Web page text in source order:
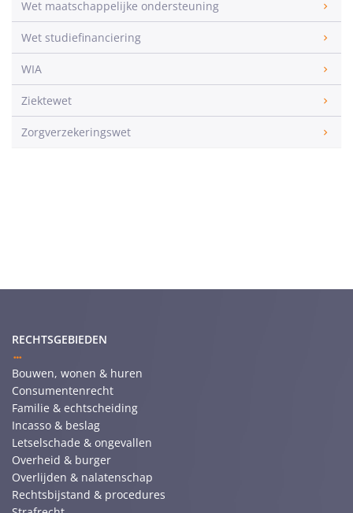
Wet maatschappelijke ondersteuning
Wet studiefinanciering
WIA
Ziektewet
Zorgverzekeringswet
RECHTSGEBIEDEN
Bouwen, wonen & huren
Consumentenrecht
Familie & echtscheiding
Incasso & beslag
Letselschade & ongevallen
Overheid & burger
Overlijden & nalatenschap
Rechtsbijstand & procedures